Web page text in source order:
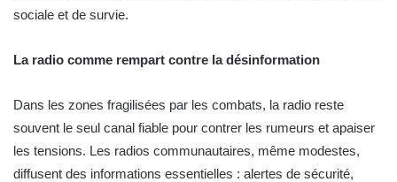
sociale et de survie.
La radio comme rempart contre la désinformation
Dans les zones fragilisées par les combats, la radio reste
souvent le seul canal fiable pour contrer les rumeurs et apaiser
les tensions. Les radios communautaires, même modestes,
diffusent des informations essentielles : alertes de sécurité,